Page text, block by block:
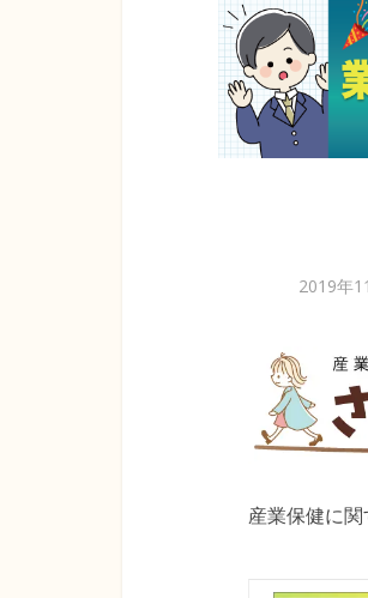
2019年
産業保健に関